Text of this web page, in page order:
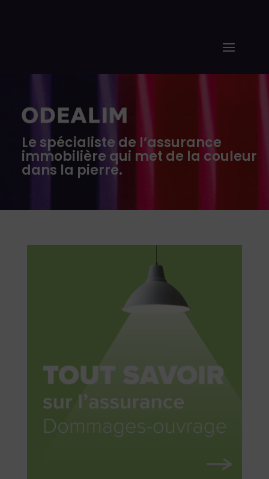
Le spécialiste de l’assurance
immobilière qui met de la couleur
dans la pierre.